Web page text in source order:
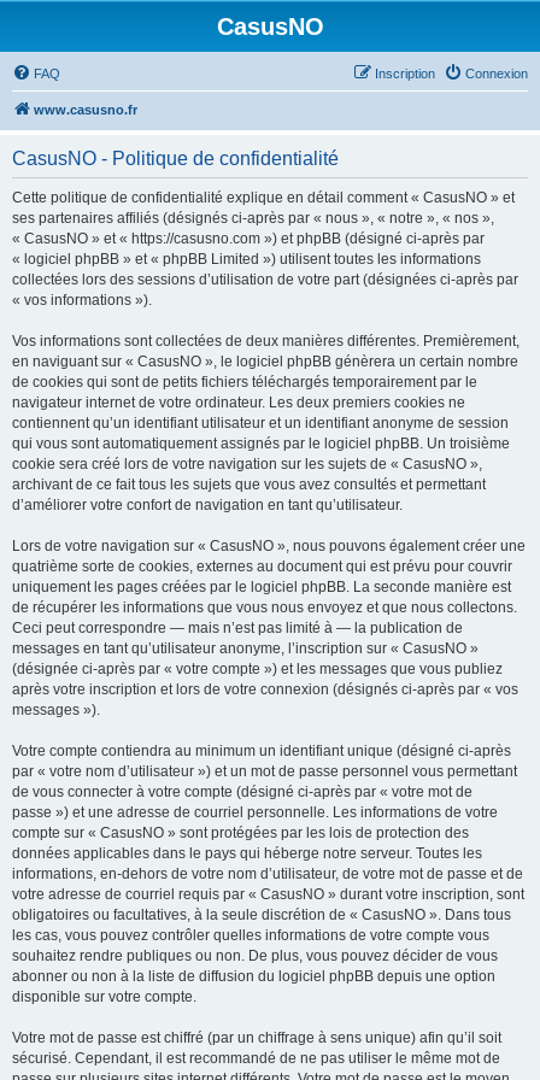
CasusNO
FAQ Connexion
Inscription
www.casusno.fr
CasusNO - Politique de confidentialité
Cette politique de confidentialité explique en détail comment « CasusNO » et
ses partenaires affiliés (désignés ci-après par « nous », « notre », « nos »,
« CasusNO » et « https://casusno.com ») et phpBB (désigné ci-après par
« logiciel phpBB » et « phpBB Limited ») utilisent toutes les informations
collectées lors des sessions d’utilisation de votre part (désignées ci-après par
« vos informations »).
Vos informations sont collectées de deux manières différentes. Premièrement,
en naviguant sur « CasusNO », le logiciel phpBB génèrera un certain nombre
de cookies qui sont de petits fichiers téléchargés temporairement par le
navigateur internet de votre ordinateur. Les deux premiers cookies ne
contiennent qu’un identifiant utilisateur et un identifiant anonyme de session
qui vous sont automatiquement assignés par le logiciel phpBB. Un troisième
cookie sera créé lors de votre navigation sur les sujets de « CasusNO »,
archivant de ce fait tous les sujets que vous avez consultés et permettant
d’améliorer votre confort de navigation en tant qu’utilisateur.
Lors de votre navigation sur « CasusNO », nous pouvons également créer une
quatrième sorte de cookies, externes au document qui est prévu pour couvrir
uniquement les pages créées par le logiciel phpBB. La seconde manière est
de récupérer les informations que vous nous envoyez et que nous collectons.
Ceci peut correspondre — mais n’est pas limité à — la publication de
messages en tant qu’utilisateur anonyme, l’inscription sur « CasusNO »
(désignée ci-après par « votre compte ») et les messages que vous publiez
après votre inscription et lors de votre connexion (désignés ci-après par « vos
messages »).
Votre compte contiendra au minimum un identifiant unique (désigné ci-après
par « votre nom d’utilisateur ») et un mot de passe personnel vous permettant
de vous connecter à votre compte (désigné ci-après par « votre mot de
passe ») et une adresse de courriel personnelle. Les informations de votre
compte sur « CasusNO » sont protégées par les lois de protection des
données applicables dans le pays qui héberge notre serveur. Toutes les
informations, en-dehors de votre nom d’utilisateur, de votre mot de passe et de
votre adresse de courriel requis par « CasusNO » durant votre inscription, sont
obligatoires ou facultatives, à la seule discrétion de « CasusNO ». Dans tous
les cas, vous pouvez contrôler quelles informations de votre compte vous
souhaitez rendre publiques ou non. De plus, vous pouvez décider de vous
abonner ou non à la liste de diffusion du logiciel phpBB depuis une option
disponible sur votre compte.
Votre mot de passe est chiffré (par un chiffrage à sens unique) afin qu’il soit
sécurisé. Cependant, il est recommandé de ne pas utiliser le même mot de